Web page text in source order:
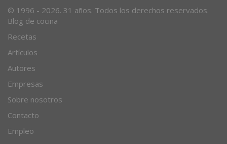
Blog de cocina
Recetas
Artículos
Autores
Empresas
Sobre nosotros
Contacto